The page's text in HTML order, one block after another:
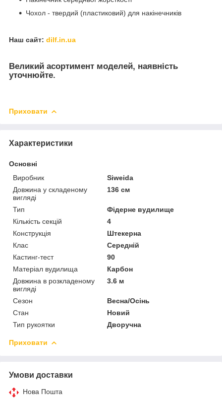
Чохол - твердий (пластиковий) для накінечників
Наш сайт: dilf.in.ua
Великий асортимент моделей, наявність
уточнюйте.
Приховати
Характеристики
Основні
Виробник
Siweida
Довжина у складеному
вигляді
136 см
Тип
Фідерне вудилище
Кількість секцій
4
Конструкція
Штекерна
Клас
Середній
Кастинг-тест
90
Матеріал вудилища
Карбон
Довжина в розкладеному
вигляді
3.6 м
Сезон
Весна/Осінь
Стан
Новий
Тип рукоятки
Дворучна
Приховати
Умови доставки
Нова Пошта